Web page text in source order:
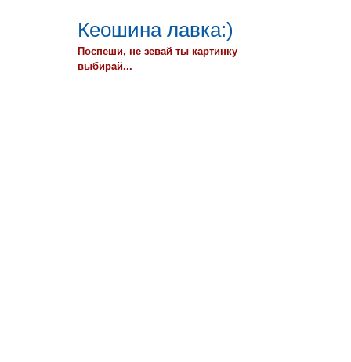
Кеошина лавка:)
Поспеши, не зевай ты картинку
выбирай...